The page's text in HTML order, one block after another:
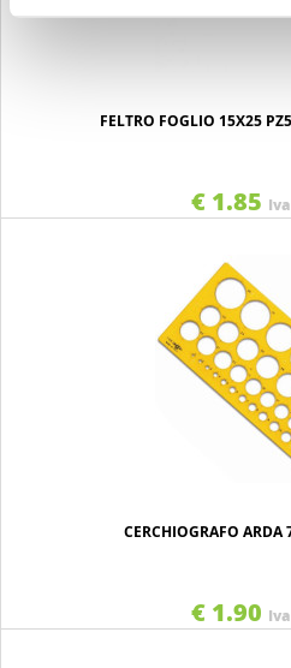
FELTRO FOGLIO 15X25
€ 1.85
CERCHIOGRAFO ARDA
€ 1.90